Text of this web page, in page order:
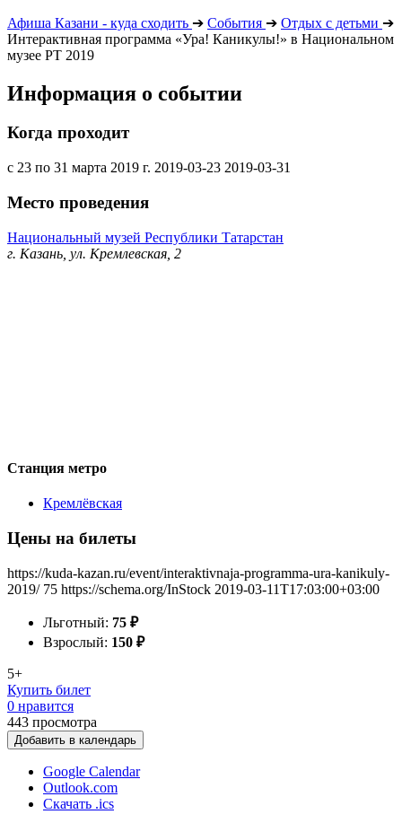
Афиша Казани - куда сходить ➔ События ➔ Отдых с детьми ➔
Интерактивная программа «Ура! Каникулы!» в Национальном
музее РТ 2019
Информация о событии
Когда проходит
с 23 по 31 марта 2019 г. 2019-03-23 2019-03-31
Место проведения
Национальный музей Республики Татарстан
г. Казань, ул. Кремлевская, 2
Станция метро
Кремлёвская
Цены на билеты
https://kuda-kazan.ru/event/interaktivnaja-programma-ura-kanikuly-
2019/ 75 https://schema.org/InStock 2019-03-11T17:03:00+03:00
Льготный: 75 ₽
Взрослый: 150 ₽
5+
Купить билет
0 нравится
443 просмотра
Добавить в календарь
Google Calendar
Outlook.com
Скачать .ics